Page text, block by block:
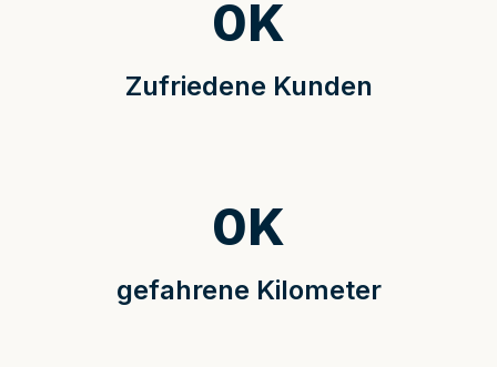
Zufriedene Kunden
0K
gefahrene Kilometer
0K